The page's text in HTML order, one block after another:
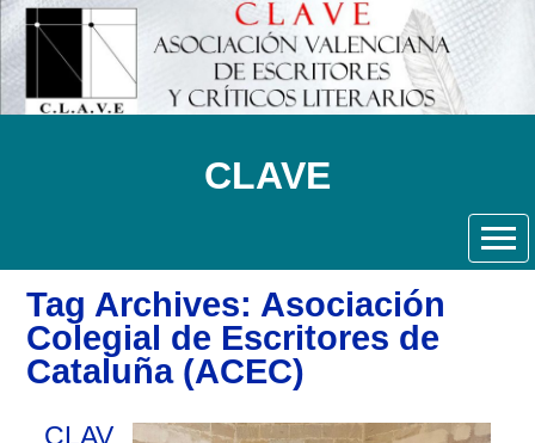
CLAVE
Tag Archives: Asociación
Colegial de Escritores de
Cataluña (ACEC)
CLAV